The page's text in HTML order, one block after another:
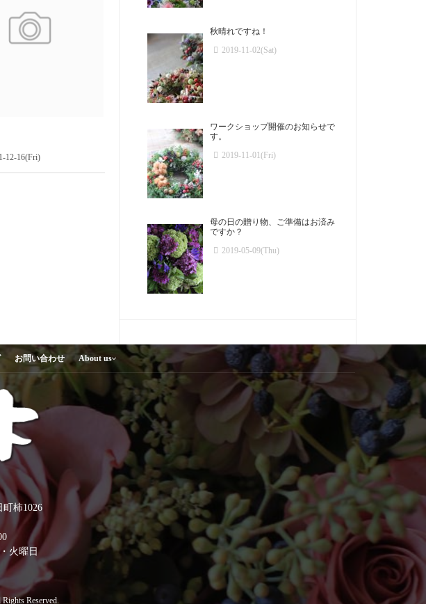
12-16(Fri)
秋晴れですね！
2019-11-02(Sat)
ワークショップ開催のお知らせで
す。
2019-11-01(Fri)
母の日の贈り物、ご準備はお済み
ですか？
2019-05-09(Thu)
お問い合わせ About us
町柿1026
火曜日
Reserved.